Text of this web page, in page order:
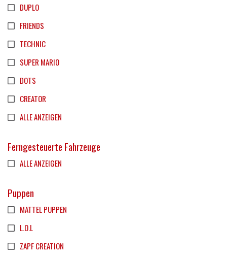
DUPLO
FRIENDS
TECHNIC
SUPER MARIO
DOTS
CREATOR
ALLE ANZEIGEN
Ferngesteuerte Fahrzeuge
ALLE ANZEIGEN
Puppen
MATTEL PUPPEN
L.O.L
ZAPF CREATION